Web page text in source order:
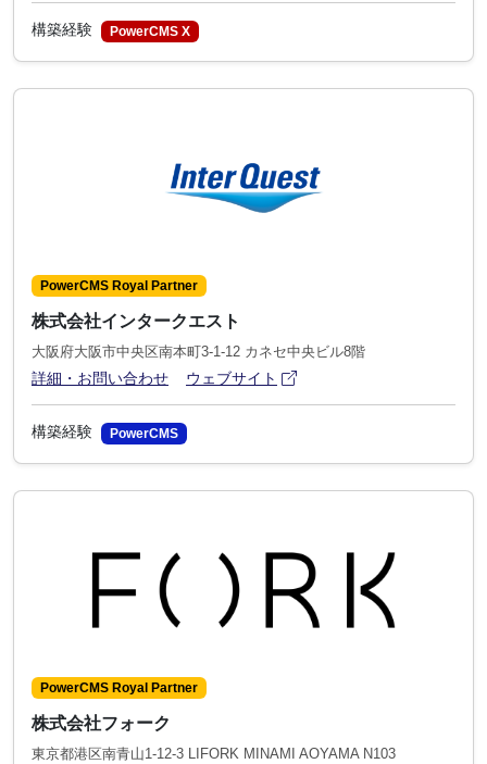
構築経験 PowerCMS X
PowerCMS Royal Partner
株式会社インタークエスト
大阪府大阪市中央区南本町3-1-12 カネセ中央ビル8階
詳細・お問い合わせ ウェブサイト
構築経験 PowerCMS
PowerCMS Royal Partner
株式会社フォーク
東京都港区南青山1-12-3 LIFORK MINAMI AOYAMA N103